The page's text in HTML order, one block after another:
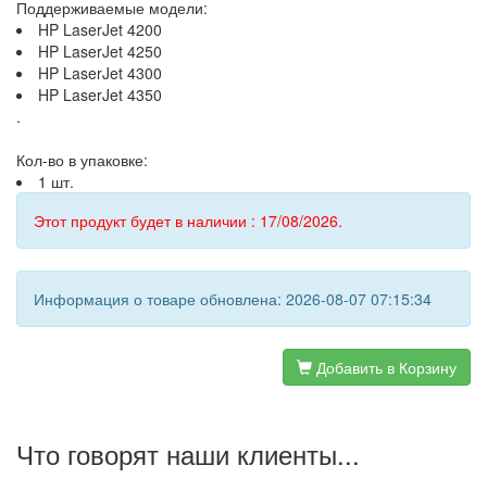
Поддерживаемые модели:
HP LaserJet 4200
HP LaserJet 4250
HP LaserJet 4300
HP LaserJet 4350
.
Кол-во в упаковке:
1 шт.
Этот продукт будет в наличии : 17/08/2026.
Информация о товаре обновлена: 2026-08-07 07:15:34
Добавить в Корзину
Что говорят наши клиенты...